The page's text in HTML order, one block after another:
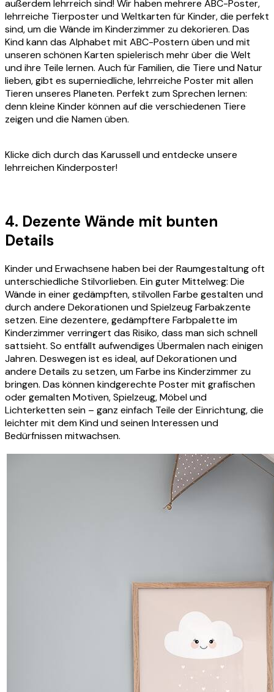
außerdem lehrreich sind! Wir haben mehrere ABC-Poster,
lehrreiche Tierposter und Weltkarten für Kinder, die perfekt
sind, um die Wände im Kinderzimmer zu dekorieren. Das
Kind kann das Alphabet mit ABC-Postern üben und mit
unseren schönen Karten spielerisch mehr über die Welt
und ihre Teile lernen. Auch für Familien, die Tiere und Natur
lieben, gibt es superniedliche, lehrreiche Poster mit allen
Tieren unseres Planeten. Perfekt zum Sprechen lernen:
denn kleine Kinder können auf die verschiedenen Tiere
zeigen und die Namen üben.
Klicke dich durch das Karussell und entdecke unsere
lehrreichen Kinderposter!
4. Dezente Wände mit bunten
Details
Kinder und Erwachsene haben bei der Raumgestaltung oft
unterschiedliche Stilvorlieben. Ein guter Mittelweg: Die
Wände in einer gedämpften, stilvollen Farbe gestalten und
durch andere Dekorationen und Spielzeug Farbakzente
setzen. Eine dezentere, gedämpftere Farbpalette im
Kinderzimmer verringert das Risiko, dass man sich schnell
sattsieht. So entfällt aufwendiges Übermalen nach einigen
Jahren. Deswegen ist es ideal, auf Dekorationen und
andere Details zu setzen, um Farbe ins Kinderzimmer zu
bringen. Das können kindgerechte Poster mit grafischen
oder gemalten Motiven, Spielzeug, Möbel und
Lichterketten sein – ganz einfach Teile der Einrichtung, die
leichter mit dem Kind und seinen Interessen und
Bedürfnissen mitwachsen.